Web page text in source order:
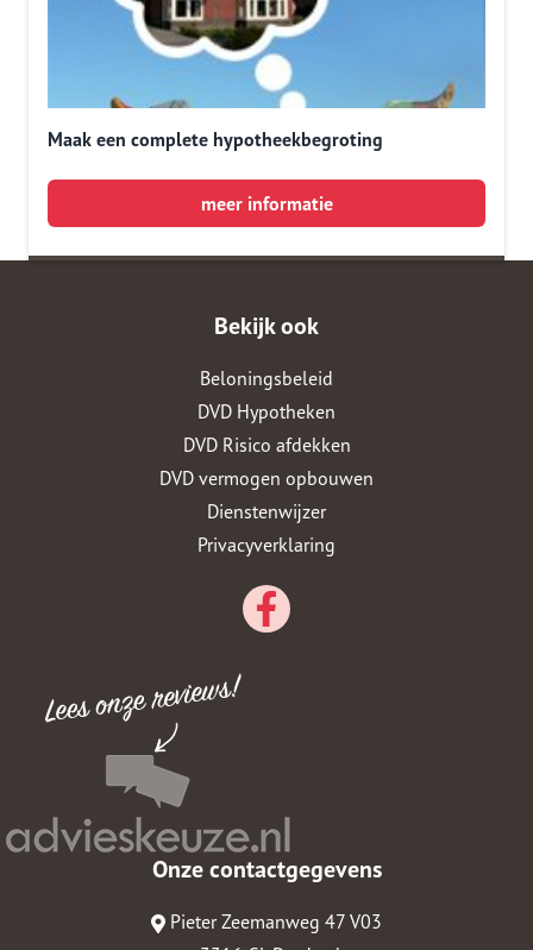
Maak een complete hypotheekbegroting
meer informatie
Bekijk ook
Beloningsbeleid
DVD Hypotheken
DVD Risico afdekken
DVD vermogen opbouwen
Dienstenwijzer
Privacyverklaring
Onze contactgegevens
Pieter Zeemanweg 47 V03